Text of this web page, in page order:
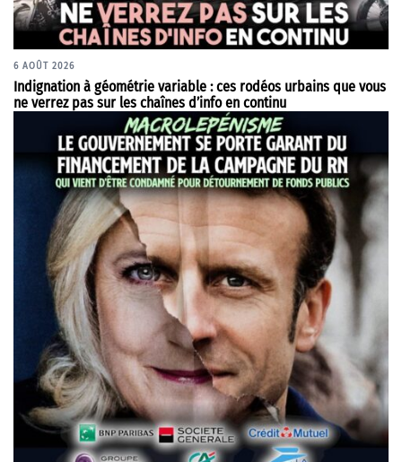
6 AOÛT 2026
Indignation à géométrie variable : ces rodéos urbains que vous
ne verrez pas sur les chaînes d’info en continu